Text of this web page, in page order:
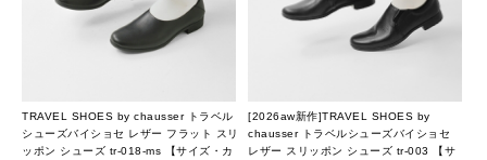
TRAVEL SHOES by chausser トラベル
シューズバイショセ レザー フラット スリ
ッポン シューズ tr-018-ms 【サイズ・カ
[2026aw新作]TRAVEL SHOES by
chausser トラベルシューズバイショセ
レザー スリッポン シューズ tr-003 【サ